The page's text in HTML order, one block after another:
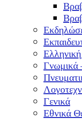
Γνωμικά
Γενικά
Εθνικά